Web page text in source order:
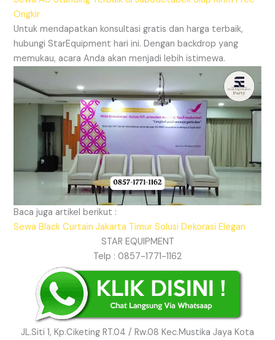
Ongkir
Untuk mendapatkan konsultasi gratis dan harga terbaik,
hubungi StarEquipment hari ini. Dengan backdrop yang
memukau, acara Anda akan menjadi lebih istimewa.
Baca juga artikel berikut :
Sewa Black Curtain Jakarta Timur Solusi Dekorasi Elegan
STAR EQUIPMENT
Telp : 0857-1771-1162
JL.Siti 1, Kp.Ciketing RT.04 / Rw.08 Kec.Mustika Jaya Kota